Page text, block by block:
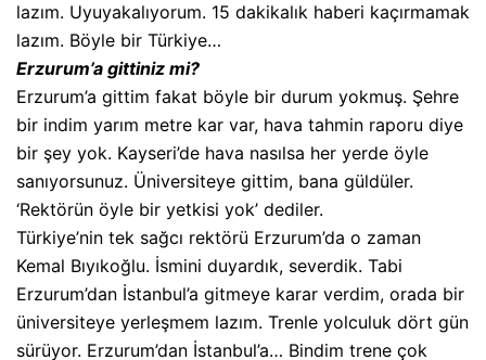
lazım. Uyuyakalıyorum. 15 dakikalık haberi kaçırmamak
lazım. Böyle bir Türkiye…
Erzurum’a gittiniz mi?
Erzurum’a gittim fakat böyle bir durum yokmuş. Şehre
bir indim yarım metre kar var, hava tahmin raporu diye
bir şey yok. Kayseri’de hava nasılsa her yerde öyle
sanıyorsunuz. Üniversiteye gittim, bana güldüler.
‘Rektörün öyle bir yetkisi yok’ dediler.
Türkiye’nin tek sağcı rektörü Erzurum’da o zaman
Kemal Bıyıkoğlu. İsmini duyardık, severdik. Tabi
Erzurum’dan İstanbul’a gitmeye karar verdim, orada bir
üniversiteye yerleşmem lazım. Trenle yolculuk dört gün
sürüyor. Erzurum’dan İstanbul’a… Bindim trene çok